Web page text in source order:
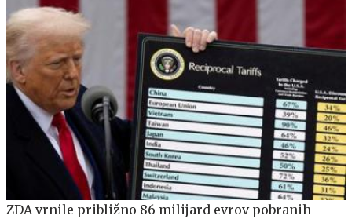
ZDA vrnile približno 86 milijard evrov pobranih